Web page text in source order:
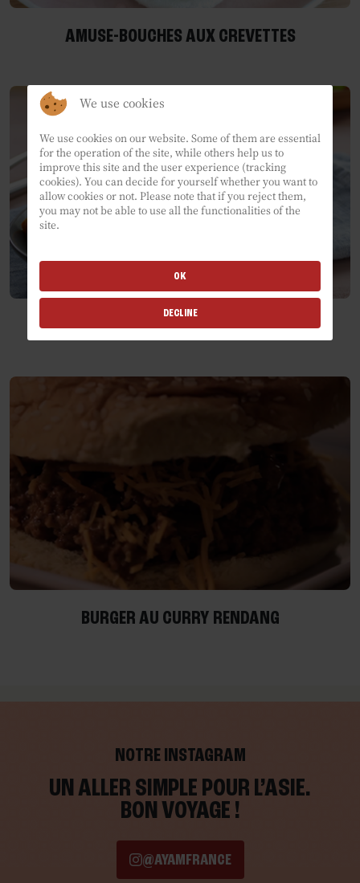
AMUSE-BOUCHES AUX CREVETTES
SAUMON POCHÉ À LA SAUCE COCO ÉPICÉE
BURGER AU CURRY RENDANG
NOTRE INSTAGRAM
UN ALLER SIMPLE POUR L’ASIE.
BON VOYAGE !
@AYAMFRANCE
We use cookies
We use cookies on our website. Some of them are essential
for the operation of the site, while others help us to
improve this site and the user experience (tracking
cookies). You can decide for yourself whether you want to
allow cookies or not. Please note that if you reject them,
you may not be able to use all the functionalities of the
site.
OK
DECLINE